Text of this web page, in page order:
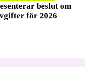
beslut om
för 2026